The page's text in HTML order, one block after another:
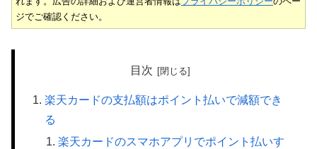
ジでご確認ください。
目次
楽天カードの支払額はポイント払いで減額でき
る
楽天カードのスマホアプリでポイント払いす